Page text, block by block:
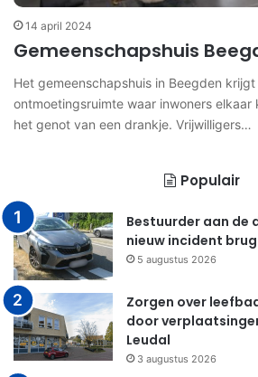
14 april 2024
Gemeenschapshuis
Het gemeenschapshuis in Beegden
ontmoetingsruimte waar inwoners
het genot van een drankje. Vrijwilligers…
Populair
Bestuurder aan de
nieuw incident
5 augustus 2026
Zorgen over
door
Leudal
3 augustus 2026